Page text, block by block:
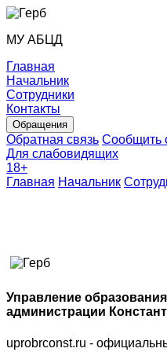
МУ АБЦД
Главная
Начальник
Сотрудники
Контакты
Обращения
Обратная связь Сообщить
Для слабовидящих
18+
Главная Начальник
Управление образования
администрации
uprobrconst.ru -